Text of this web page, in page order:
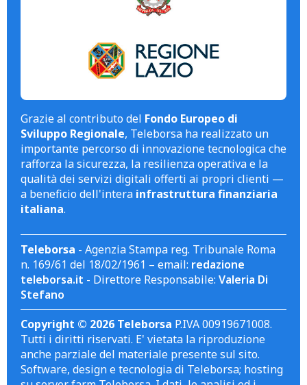
Grazie al contributo del Fondo Europeo di
Sviluppo Regionale, Teleborsa ha realizzato un
importante percorso di innovazione tecnologica che
rafforza la sicurezza, la resilienza operativa e la
qualità dei servizi digitali offerti ai propri clienti —
a beneficio dell'intera infrastruttura finanziaria
italiana.
Teleborsa - Agenzia Stampa reg. Tribunale Roma
n. 169/61 del 18/02/1961 – email: redazione
teleborsa.it - Direttore Responsabile: Valeria Di
Stefano
Copyright © 2026 Teleborsa P.IVA 00919671008.
Tutti i diritti riservati. E' vietata la riproduzione
anche parziale del materiale presente sul sito.
Software, design e tecnologia di Teleborsa; hosting